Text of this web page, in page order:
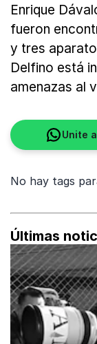
Enrique
fueron
y tres
Delfino está
amenazas al
Unite
No hay tags
Últimas